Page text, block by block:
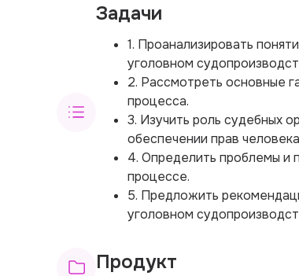
Задачи
1. Проанализировать
уголовном
2. Рассмотреть основные
процесса.
3. Изучить роль судебных
обеспечении прав
4. Определить проблемы и
процессе.
5. Предложить
уголовном
Продукт